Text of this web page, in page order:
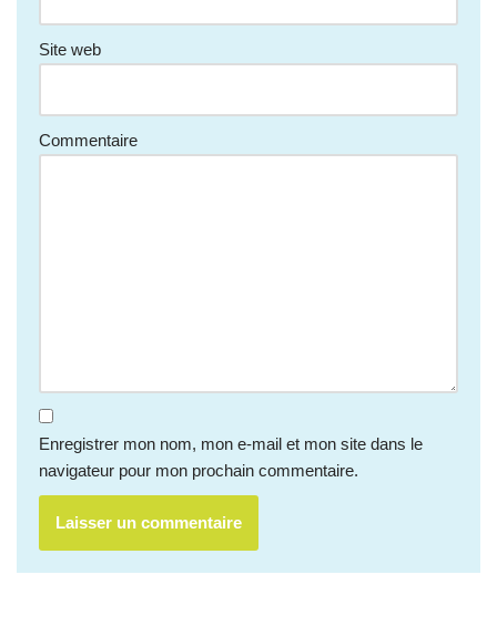
Site web
Commentaire
Enregistrer mon nom, mon e-mail et mon site dans le
navigateur pour mon prochain commentaire.